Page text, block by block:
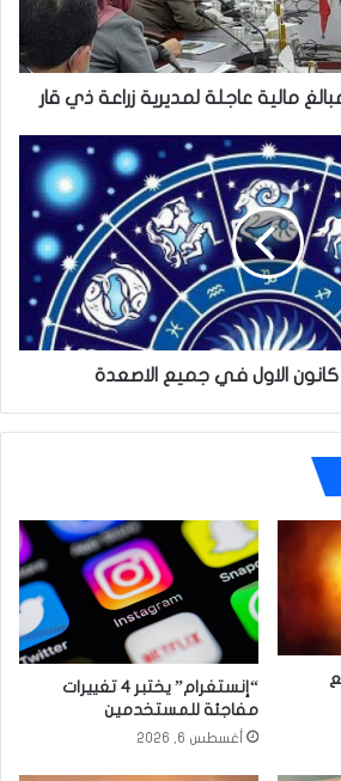
مالية عاجلة لمديرية زراعة ذي قار
“إنستغرام” يختبر 4 تغييرات
مفاجئة للمستخدمين
أغسطس 6, 2026